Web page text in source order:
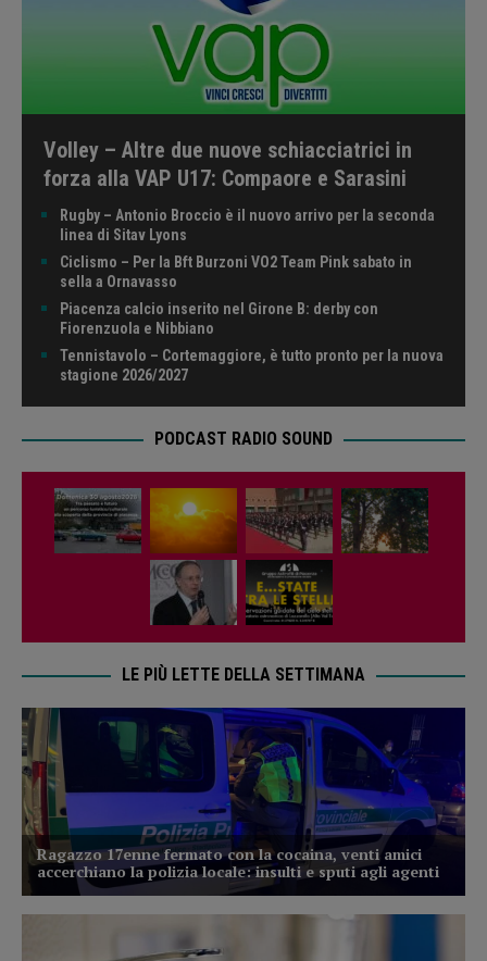
Volley – Altre due nuove schiacciatrici in
forza alla VAP U17: Compaore e Sarasini
Rugby – Antonio Broccio è il nuovo arrivo per la seconda
linea di Sitav Lyons
Ciclismo – Per la Bft Burzoni VO2 Team Pink sabato in
sella a Ornavasso
Piacenza calcio inserito nel Girone B: derby con
Fiorenzuola e Nibbiano
Tennistavolo – Cortemaggiore, è tutto pronto per la nuova
stagione 2026/2027
PODCAST RADIO SOUND
LE PIÙ LETTE DELLA SETTIMANA